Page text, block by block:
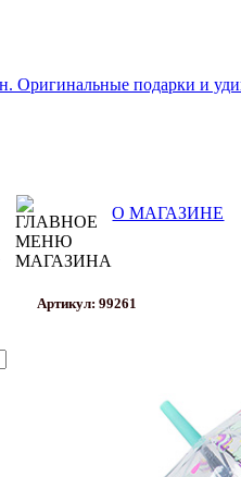
О МАГАЗИНЕ
Артикул: 99261